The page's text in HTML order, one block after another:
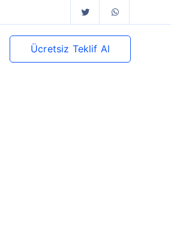
Ücretsiz Teklif Al